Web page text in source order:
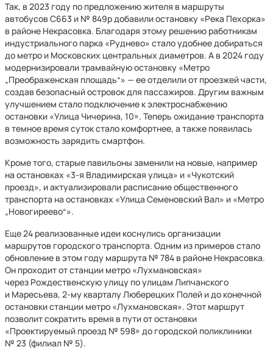
Так, в 2023 году по предложению жителя в маршруты
автобусов С663 и № 849р добавили остановку «Река Пехорка»
в районе Некрасовка. Благодаря этому решению работникам
индустриального парка «Руднево» стало удобнее добираться
до метро и Московских центральных диаметров. А в 2024 году
модернизировали трамвайную остановку «Метро
„Преображенская площадь“» — ее отделили от проезжей части,
создав безопасный островок для пассажиров. Другим важным
улучшением стало подключение к электроснабжению
остановки «Улица Чичерина, 10». Теперь ожидание транспорта
в темное время суток стало комфортнее, а также появилась
возможность зарядить смартфон.
Кроме того, старые павильоны заменили на новые, например
на остановках «3-я Владимирская улица» и «Чукотский
проезд», и актуализировали расписание общественного
транспорта на остановках «Улица Семеновский Вал» и «Метро
„Новогиреево“».
Еще 24 реализованные идеи коснулись организации
маршрутов городского транспорта. Одним из примеров стало
обновление в этом году маршрута № 784 в районе Некрасовка.
Он проходит от станции метро «Лухмановская»
через Рождественскую улицу по улицам Липчанского
и Маресьева, 2-му кварталу Люберецких Полей и до конечной
остановки станции метро «Лухмановская». Этот маршрут
позволит сократить время в пути от остановки
«Проектируемый проезд № 598» до городской поликлиники
№ 23 (филиал № 5).